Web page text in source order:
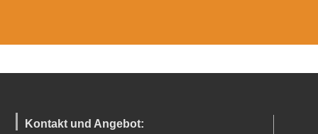
Kontakt und Angebot: